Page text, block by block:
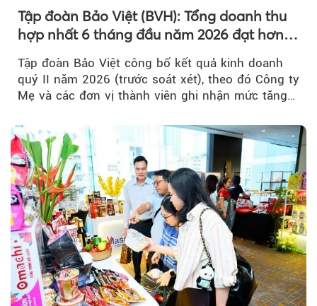
Tập đoàn Bảo Việt (BVH): Tổng doanh thu
hợp nhất 6 tháng đầu năm 2026 đạt hơn
32.000 tỷ đồng, tăng trưởng 9,2%
Tập đoàn Bảo Việt công bố kết quả kinh doanh
quý II năm 2026 (trước soát xét), theo đó Công ty
Mẹ và các đơn vị thành viên ghi nhận mức tăng